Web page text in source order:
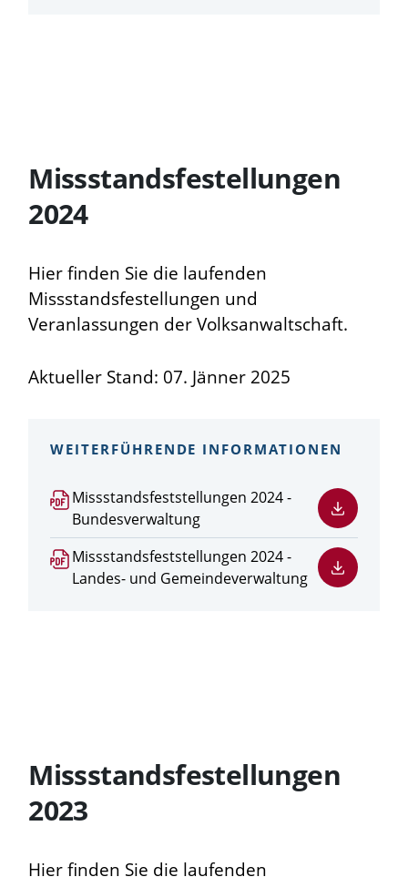
Missstandsfestellungen
2024
Hier finden Sie die laufenden
Missstandsfestellungen und
Veranlassungen der Volksanwaltschaft.
Aktueller Stand: 07. Jänner 2025
WEITERFÜHRENDE INFORMATIONEN
Missstandsfeststellungen 2024 -
Bundesverwaltung
PDF
Datei
herunterladen
Missstandsfeststellungen 2024 -
Landes- und Gemeindeverwaltung
PDF
Datei
herunterladen
Missstandsfestellungen
2023
Hier finden Sie die laufenden